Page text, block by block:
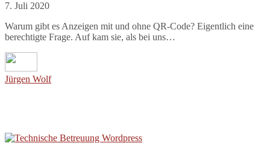
7. Juli 2020
Warum gibt es Anzeigen mit und ohne QR-Code? Eigentlich eine
berechtigte Frage. Auf kam sie, als bei uns…
Jürgen Wolf